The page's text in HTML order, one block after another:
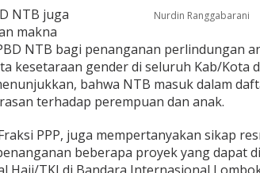
Nurdin Ranggabarani
NTB juga
makna
NTB bagi penanganan perlindungan
kesetaraan gender di seluruh Kab/Kota
bahwa NTB masuk dalam
terhadap perempuan dan anak.
PPP, juga mempertanyakan sikap
beberapa proyek yang dapat